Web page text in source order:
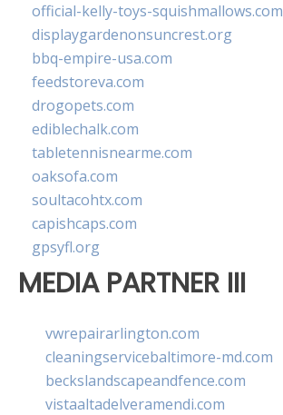
official-kelly-toys-squishmallows.com
displaygardenonsuncrest.org
bbq-empire-usa.com
feedstoreva.com
drogopets.com
ediblechalk.com
tabletennisnearme.com
oaksofa.com
soultacohtx.com
capishcaps.com
gpsyfl.org
MEDIA PARTNER III
vwrepairarlington.com
cleaningservicebaltimore-md.com
beckslandscapeandfence.com
vistaaltadelveramendi.com